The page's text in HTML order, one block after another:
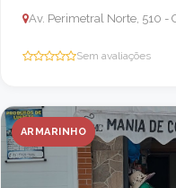
Sem avaliações
ARMARINHO